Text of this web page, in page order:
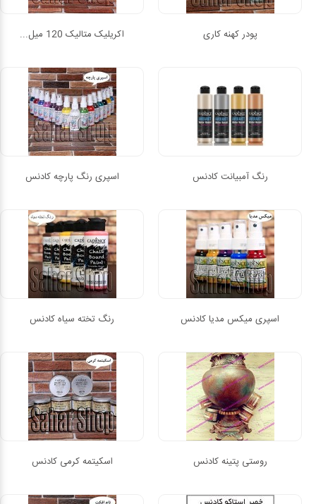
پودر کهنه کاری اکریلیک متالیک 120 میل...
رنگ آمبیانت کادنس اسپری رنگ پارچه کادنس
اسپری میکس مدیا کادنس رنگ تخته سیاه کادنس
روستی پتینه کادنس اسکیتمه کرمی کادنس